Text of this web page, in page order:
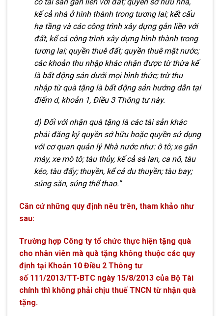
kểcả nhà ở hình thành trong tương lai; kết cấu
hạ tầng và các công trình xây dựng gắn liền với
đất, kể cả công trình xây dựng hình thành trong
tương lai; quyền thuê đất; quyền thuê mặt nước;
các khoản thunhập khác nhận được từ thừa kế
là bất động sản dưới mọi hình thức; trừ thu
nhập từ quà tặng là bất động sản hướng dẫn tại
điểm d, khoản 1, Điều 3 Thông tư này.
d) Đối với nhận quà tặng là các tài sản khác
phải đăng ký quyền sở hữu hoặc quyền sử dụng
với cơ quan quản lý Nhà nước như: ôtô; xe gắn
máy, xe môtô; tàu thủy, kể cả sà lan, ca nô, tàu
kéo, tàu đẩy;thuyền, kể cả du thuyền; tàu bay;
súng săn, súng thể thao.”
Căn cứ những quy định nêu trên, tham khảo như
sau:
Trường hợp Công ty tổ chức thực hiện tặng quà
cho nhân viên mà quà tặng không thuộc các quy
định tại Khoản 10 Điều 2 Thông tư
số 111/2013/TT-BTC ngày 15/8/2013 của Bộ Tài
chính thì không phải chịu thuế TNCN từ nhận quà
tặng.